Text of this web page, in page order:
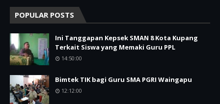
POPULAR POSTS
Ini Tanggapan Kepsek SMAN 8 Kota Kupang
Terkait Siswa yang Memaki Guru PPL
14:50:00
Bimtek TIK bagi Guru SMA PGRI Waingapu
12:12:00